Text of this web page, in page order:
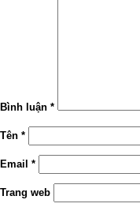
Bình luận *
Tên *
Email *
Trang web